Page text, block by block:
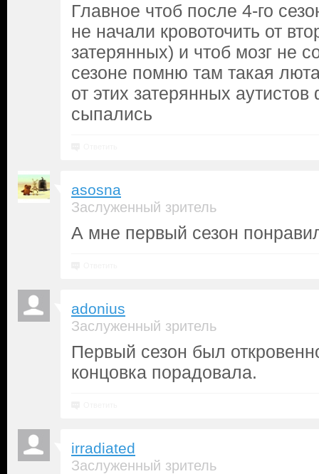
Главное чтоб после 4-го
не начали кровоточить от
затерянных) и чтоб мозг не
сезоне помню там такая
от этих затерянных
сыпались
asosna
Заслуженный зритель
А мне первый сезон
adonius
Заслуженный зритель
Первый сезон был
концовка порадовала.
irradiated
Заслуженный зритель